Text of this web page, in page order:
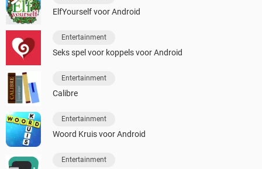
ElfYourself voor Android
Entertainment
Seks spel voor koppels voor Android
Entertainment
Calibre
Entertainment
Woord Kruis voor Android
Entertainment